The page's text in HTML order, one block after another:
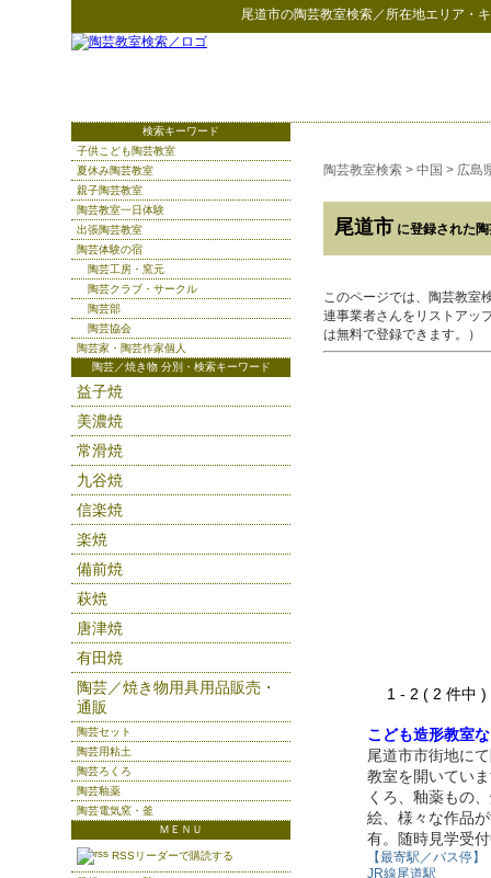
尾道市の陶芸教室検索／所在地エリア・
陶芸教室検索 > 中国 > 広島
尾道市 に登録された
このページでは、陶芸教室
連事業者さんをリストアッ
は無料で登録できます。）
1 - 2 ( 2 件
こども造形教室
尾道市市街地に
教室を開いてい
くろ、釉薬もの
絵、様々な作品
有。随時見学受
【最寄駅／バス停】
JR線尾道駅
検索キーワード
子供こども陶芸教室
夏休み陶芸教室
親子陶芸教室
陶芸教室一日体験
出張陶芸教室
陶芸体験の宿
陶芸工房・窯元
陶芸クラブ・サークル
陶芸部
陶芸協会
陶芸家・陶芸作家個人
陶芸／焼き物 分別・検索キーワード
益子焼
美濃焼
常滑焼
九谷焼
信楽焼
楽焼
備前焼
萩焼
唐津焼
有田焼
陶芸／焼き物用具用品販売・
通販
陶芸セット
陶芸用粘土
陶芸ろくろ
陶芸釉薬
陶芸電気窯・釜
ＭＥＮＵ
RSSリーダーで購読する